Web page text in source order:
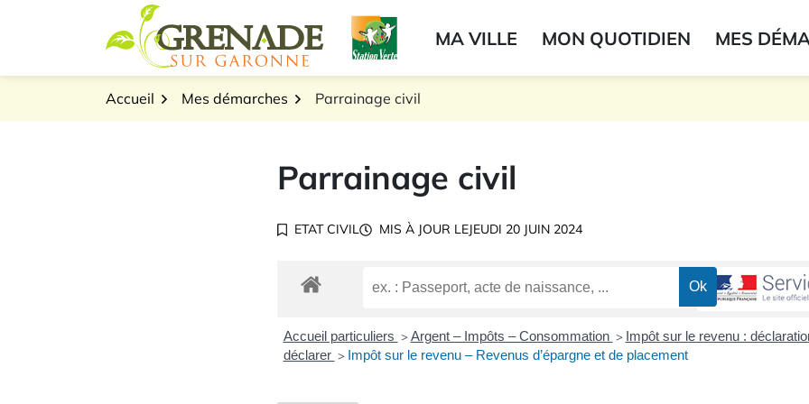
Logo Grenade sur GaronneMA VILLE MON QUOTIDIEN MES
Accueil Mes démarches Parrainage civil
Parrainage civil
ETAT CIVIL MIS À JOUR LEJEUDI 20 JUIN 2024
Accueil particuliers > Argent – Impôts – Consommation > Impôt sur le revenu :
déclarer > Impôt sur le revenu – Revenus d’épargne et de placement